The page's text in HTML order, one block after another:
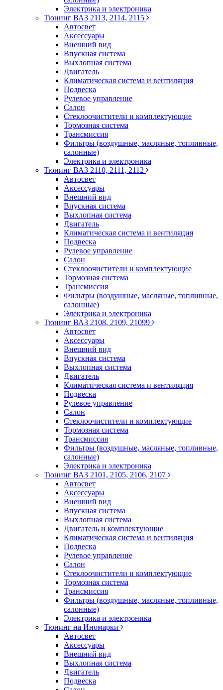
Электрика и электроника
Тюнинг ВАЗ 2113, 2114, 2115
Автосвет
Аксессуары
Внешний вид
Впускная система
Выхлопная система
Двигатель
Климатическая система и вентиляция
Подвеска
Рулевое управление
Салон
Стеклоочистители и комплектующие
Тормозная система
Трансмиссия
Фильтры (воздушные, масляные, топливные,
салонные)
Электрика и электроника
Тюнинг ВАЗ 2110, 2111, 2112
Автосвет
Аксессуары
Внешний вид
Впускная система
Выхлопная система
Двигатель
Климатическая система и вентиляция
Подвеска
Рулевое управление
Салон
Стеклоочистители и комплектующие
Тормозная система
Трансмиссия
Фильтры (воздушные, масляные, топливные,
салонные)
Электрика и электроника
Тюнинг ВАЗ 2108, 2109, 21099
Автосвет
Аксессуары
Внешний вид
Впускная система
Выхлопная система
Двигатель
Климатическая система и вентиляция
Подвеска
Рулевое управление
Салон
Стеклоочистители и комплектующие
Тормозная система
Трансмиссия
Фильтры (воздушные, масляные, топливные,
салонные)
Электрика и электроника
Тюнинг ВАЗ 2101, 2105, 2106, 2107
Автосвет
Аксессуары
Внешний вид
Впускная система
Выхлопная система
Двигатель и комплектующие
Климатическая система и вентиляция
Подвеска
Рулевое управление
Салон
Стеклоочистители и комплектующие
Тормозная система
Трансмиссия
Фильтры (воздушные, масляные, топливные,
салонные)
Электрика и электроника
Тюнинг на Иномарки
Автосвет
Аксессуары
Внешний вид
Выхлопная система
Двигатель
Подвеска